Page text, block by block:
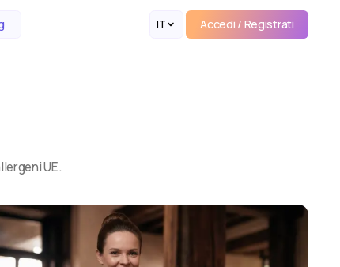
IT
Accedi / Registrati
Accedi / Registrati
UE.